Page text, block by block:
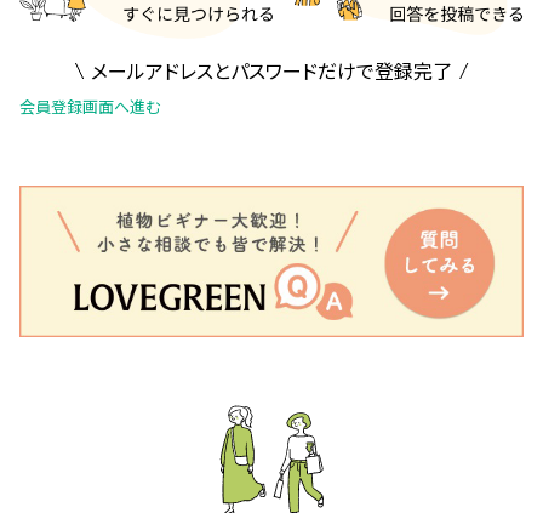
メールアドレスとパスワードだけで登録完了
会員登録画面へ進む